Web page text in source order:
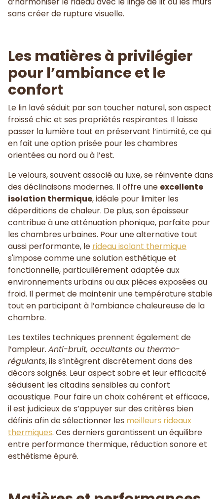
sans créer de rupture visuelle.
Les matières à privilégier
pour l’ambiance et le
confort
Le lin lavé séduit par son toucher naturel, son aspect
froissé chic et ses propriétés respirantes. Il laisse
passer la lumière tout en préservant l’intimité, ce qui
en fait une option prisée pour les chambres
orientées au nord ou à l’est.
Le velours, souvent associé au luxe, se réinvente dans
des déclinaisons modernes. Il offre une excellente
isolation thermique, idéale pour limiter les
déperditions de chaleur. De plus, son épaisseur
contribue à une atténuation phonique, parfaite pour
les chambres urbaines. Pour une alternative tout
aussi performante, le rideau isolant thermique
s'impose comme une solution esthétique et
fonctionnelle, particulièrement adaptée aux
environnements urbains ou aux pièces exposées au
froid. Il permet de maintenir une température stable
tout en participant à l’ambiance chaleureuse de la
chambre.
Les textiles techniques prennent également de
l’ampleur. Anti-bruit, occultants ou thermo-
régulants, ils s’intègrent discrètement dans des
décors soignés. Leur aspect sobre et leur efficacité
séduisent les citadins sensibles au confort
acoustique. Pour faire un choix cohérent et efficace,
il est judicieux de s’appuyer sur des critères bien
définis afin de sélectionner les meilleurs rideaux
thermiques. Ces derniers garantissent un équilibre
entre performance thermique, réduction sonore et
esthétisme épuré.